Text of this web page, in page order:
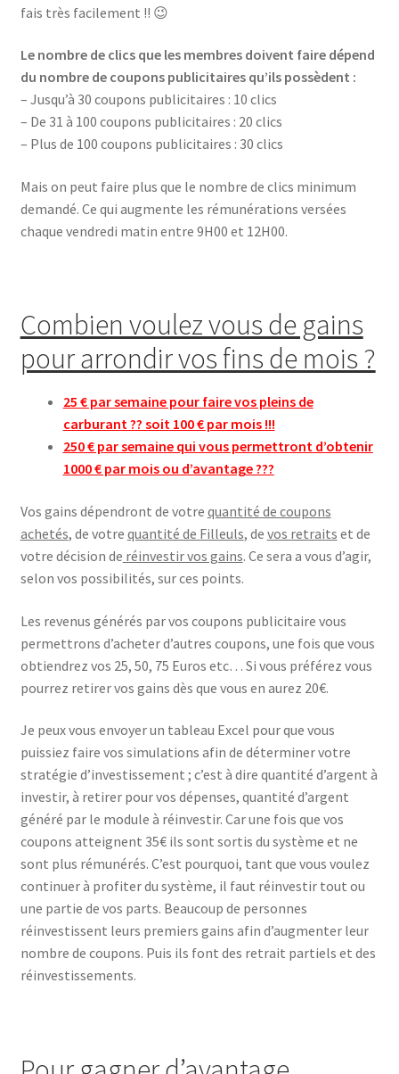
fais très facilement !! 😉
Le nombre de clics que les membres doivent faire dépend
du nombre de coupons publicitaires qu’ils possèdent :
– Jusqu’à 30 coupons publicitaires : 10 clics
– De 31 à 100 coupons publicitaires : 20 clics
– Plus de 100 coupons publicitaires : 30 clics
Mais on peut faire plus que le nombre de clics minimum
demandé. Ce qui augmente les rémunérations versées
chaque vendredi matin entre 9H00 et 12H00.
Combien voulez vous de gains
pour arrondir vos fins de mois ?
25 € par semaine pour faire vos pleins de
carburant ?? soit 100 € par mois !!!
250 € par semaine qui vous permettront d’obtenir
1000 € par mois ou d’avantage ???
Vos gains dépendront de votre quantité de coupons
achetés, de votre quantité de Filleuls, de vos retraits et de
votre décision de réinvestir vos gains. Ce sera a vous d’agir,
selon vos possibilités, sur ces points.
Les revenus générés par vos coupons publicitaire vous
permettrons d’acheter d’autres coupons, une fois que vous
obtiendrez vos 25, 50, 75 Euros etc… Si vous préférez vous
pourrez retirer vos gains dès que vous en aurez 20€.
Je peux vous envoyer un tableau Excel pour que vous
puissiez faire vos simulations afin de déterminer votre
stratégie d’investissement ; c’est à dire quantité d’argent à
investir, à retirer pour vos dépenses, quantité d’argent
généré par le module à réinvestir. Car une fois que vos
coupons atteignent 35€ ils sont sortis du système et ne
sont plus rémunérés. C’est pourquoi, tant que vous voulez
continuer à profiter du système, il faut réinvestir tout ou
une partie de vos parts. Beaucoup de personnes
réinvestissent leurs premiers gains afin d’augmenter leur
nombre de coupons. Puis ils font des retrait partiels et des
réinvestissements.